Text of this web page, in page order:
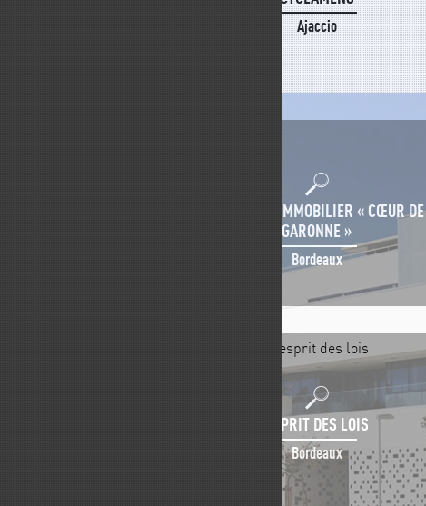
Ajaccio
ENSEMBLE IMMOBILIER « CŒUR DE
GARONNE »
Bordeaux
ESPRIT DES LOIS
Bordeaux